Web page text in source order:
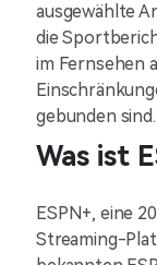
ausgewählte
die
im Fernsehen
gebunden sind.
Was ist
ESPN+, eine
Streaming-